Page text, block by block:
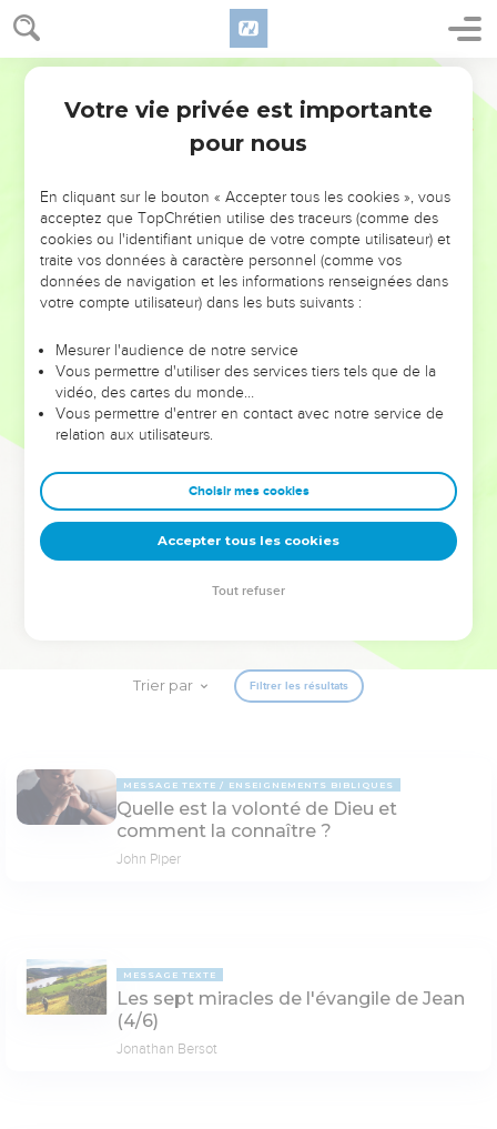
NE MANQUEZ PAS L’ÉVÉNEMENT
DE L’ANNÉE !
ET SI LEURS ERREURS POUVAIENT VOUS ÉVITER LES
VOTRES ?
leur foi ou leur vision. Mais on voit moins les doutes, les erreurs
et les saisons difficiles qu'ils ont traversés, alors même que ce
sont elles qui les ont façonnés.
Dans cette conférence, leaders, entrepreneurs, et responsables
clés pour avancer avec plus de sagesse afin que leurs erreurs
deviennent vos tremplins. Que vous guidiez un ministère, une
équipe, un groupe ou une famille, leur expérience est faite
pour vous.
Trier par Filtrer les résultats
MESSAGE TEXTE ENSEIGNEMENTS BIBLIQUES
Quelle est la volonté de Dieu et
comment la connaître ?
John Piper
MESSAGE TEXTE
Les sept miracles de l'évangile de Jean
(4/6)
Jonathan Bersot
Votre vie privée est importante
pour nous
En cliquant sur le bouton « Accepter tous les cookies », vous
acceptez que TopChrétien utilise des traceurs (comme des
cookies ou l'identifiant unique de votre compte utilisateur) et
traite vos données à caractère personnel (comme vos
données de navigation et les informations renseignées dans
votre compte utilisateur) dans les buts suivants :
Mesurer l'audience de notre service
Vous permettre d'utiliser des services tiers tels que de la
vidéo, des cartes du monde…
Vous permettre d'entrer en contact avec notre service de
relation aux utilisateurs.
Choisir mes cookies
Accepter tous les cookies
Tout refuser